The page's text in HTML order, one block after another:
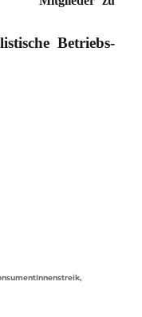
Betriebs-
,